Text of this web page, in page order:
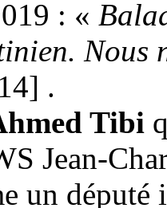
: «
Nous
] .
Tibi
Jean-
un député